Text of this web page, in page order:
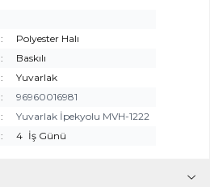
:
Polyester Halı
:
Baskılı
:
Yuvarlak
:
96960016981
:
Yuvarlak İpekyolu MVH-1222
: 4 İş Günü